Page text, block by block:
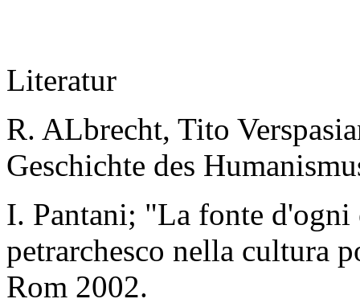
Literatur
R. ALbrecht, Tito
Geschichte des
I. Pantani; "La fonte
petrarchesco nella cultura
Rom 2002.